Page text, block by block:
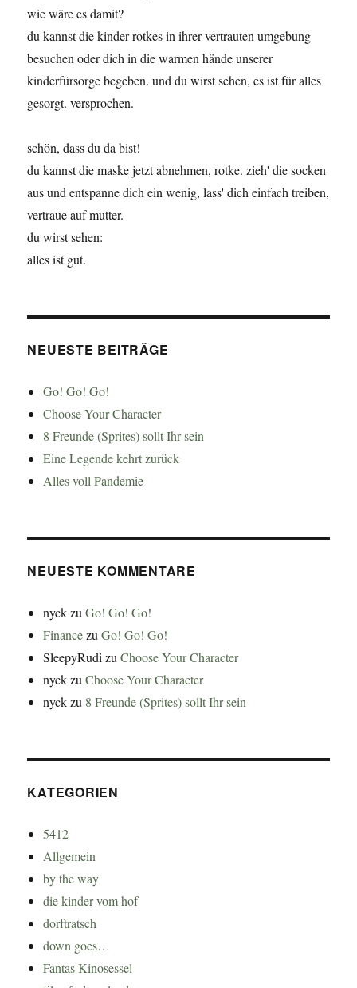
wie wäre es damit?
du kannst die kinder rotkes in ihrer vertrauten umgebung
besuchen oder dich in die warmen hände unserer
kinderfürsorge begeben. und du wirst sehen, es ist für alles
gesorgt. versprochen.
schön, dass du da bist!
du kannst die maske jetzt abnehmen, rotke. zieh' die socken
aus und entspanne dich ein wenig, lass' dich einfach treiben,
vertraue auf mutter.
du wirst sehen:
alles ist gut.
NEUESTE BEITRÄGE
Go! Go! Go!
Choose Your Character
8 Freunde (Sprites) sollt Ihr sein
Eine Legende kehrt zurück
Alles voll Pandemie
NEUESTE KOMMENTARE
nyckzuGo! Go! Go!
FinancezuGo! Go! Go!
SleepyRudi zuChoose Your Character
nyckzuChoose Your Character
nyckzu 8 Freunde (Sprites) sollt Ihr sein
KATEGORIEN
5412
Allgemein
by the way
die kinder vom hof
dorftratsch
down goes…
Fantas Kinosessel